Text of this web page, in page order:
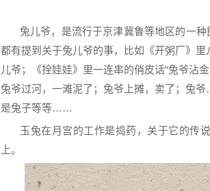
兔儿爷，是流行于京津冀鲁等地区的一
都有提到关于兔儿爷的事，比如《开粥厂》里
儿爷；《拴娃娃》里一连串的俏皮话“兔爷沾
兔爷过河，一滩泥了；兔爷上摊，卖了；兔
是兔子等等……
玉兔在月宫的工作是捣药，关于它的传
上。